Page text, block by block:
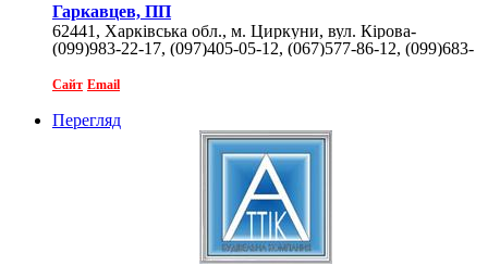
Гаркавцев, ПП
62441, Харківська обл., м. Циркуни, вул. Кірова-
Соборна, 3Б
(099)983-22-17, (097)405-05-12, (067)577-86-12, (099)683-
Сайт Email
Перегляд